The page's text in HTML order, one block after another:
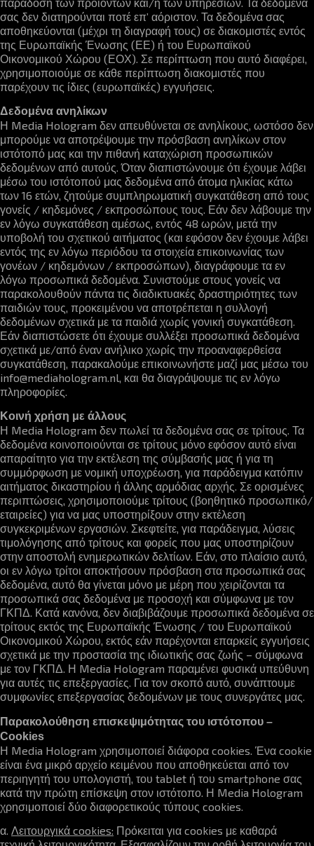
σας δεν διατηρούνται ποτέ επ’ αόριστον. Τα δεδομένα σας
αποθηκεύονται (μέχρι τη διαγραφή τους) σε διακομιστές εντός
της Ευρωπαϊκής Ένωσης (ΕΕ) ή του Ευρωπαϊκού
Οικονομικού Χώρου (ΕΟΧ). Σε περίπτωση που αυτό διαφέρει,
χρησιμοποιούμε σε κάθε περίπτωση διακομιστές που
παρέχουν τις ίδιες (ευρωπαϊκές) εγγυήσεις.
Δεδομένα ανηλίκων
Η Media Hologram δεν απευθύνεται σε ανηλίκους, ωστόσο δεν
μπορούμε να αποτρέψουμε την πρόσβαση ανηλίκων στον
ιστότοπό μας και την πιθανή καταχώριση προσωπικών
δεδομένων από αυτούς. Όταν διαπιστώνουμε ότι έχουμε λάβει
μέσω του ιστότοπού μας δεδομένα από άτομα ηλικίας κάτω
των 16 ετών, ζητούμε συμπληρωματική συγκατάθεση από τους
γονείς / κηδεμόνες / εκπροσώπους τους. Εάν δεν λάβουμε την
εν λόγω συγκατάθεση αμέσως, εντός 48 ωρών, μετά την
υποβολή του σχετικού αιτήματος (και εφόσον δεν έχουμε λάβει
εντός της εν λόγω περιόδου τα στοιχεία επικοινωνίας των
γονέων / κηδεμόνων / εκπροσώπων), διαγράφουμε τα εν
λόγω προσωπικά δεδομένα. Συνιστούμε στους γονείς να
παρακολουθούν πάντα τις διαδικτυακές δραστηριότητες των
παιδιών τους, προκειμένου να αποτρέπεται η συλλογή
δεδομένων σχετικά με τα παιδιά χωρίς γονική συγκατάθεση.
Εάν διαπιστώσετε ότι έχουμε συλλέξει προσωπικά δεδομένα
σχετικά με/από έναν ανήλικο χωρίς την προαναφερθείσα
συγκατάθεση, παρακαλούμε επικοινωνήστε μαζί μας μέσω του
info@mediahologram.nl, και θα διαγράψουμε τις εν λόγω
πληροφορίες.
Κοινή χρήση με άλλους
Η Media Hologram δεν πωλεί τα δεδομένα σας σε τρίτους. Τα
δεδομένα κοινοποιούνται σε τρίτους μόνο εφόσον αυτό είναι
απαραίτητο για την εκτέλεση της σύμβασής μας ή για τη
συμμόρφωση με νομική υποχρέωση, για παράδειγμα κατόπιν
αιτήματος δικαστηρίου ή άλλης αρμόδιας αρχής. Σε ορισμένες
περιπτώσεις, χρησιμοποιούμε τρίτους (βοηθητικό προσωπικό/
εταιρείες) για να μας υποστηρίξουν στην εκτέλεση
συγκεκριμένων εργασιών. Σκεφτείτε, για παράδειγμα, λύσεις
τιμολόγησης από τρίτους και φορείς που μας υποστηρίζουν
στην αποστολή ενημερωτικών δελτίων. Εάν, στο πλαίσιο αυτό,
οι εν λόγω τρίτοι αποκτήσουν πρόσβαση στα προσωπικά σας
δεδομένα, αυτό θα γίνεται μόνο με μέρη που χειρίζονται τα
προσωπικά σας δεδομένα με προσοχή και σύμφωνα με τον
ΓΚΠΔ. Κατά κανόνα, δεν διαβιβάζουμε προσωπικά δεδομένα σε
τρίτους εκτός της Ευρωπαϊκής Ένωσης / του Ευρωπαϊκού
Οικονομικού Χώρου, εκτός εάν παρέχονται επαρκείς εγγυήσεις
σχετικά με την προστασία της ιδιωτικής σας ζωής – σύμφωνα
με τον ΓΚΠΔ. Η Media Hologram παραμένει φυσικά υπεύθυνη
για αυτές τις επεξεργασίες. Για τον σκοπό αυτό, συνάπτουμε
συμφωνίες επεξεργασίας δεδομένων με τους συνεργάτες μας.
Παρακολούθηση επισκεψιμότητας του ιστότοπου –
Cookies
Η Media Hologram χρησιμοποιεί διάφορα cookies. Ένα cookie
είναι ένα μικρό αρχείο κειμένου που αποθηκεύεται από τον
περιηγητή του υπολογιστή, του tablet ή του smartphone σας
κατά την πρώτη επίσκεψη στον ιστότοπο. Η Media Hologram
χρησιμοποιεί δύο διαφορετικούς τύπους cookies.
α. Λειτουργικά cookies: Πρόκειται για cookies με καθαρά